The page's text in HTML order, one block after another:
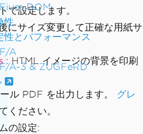
DOM
性
性とパフォーマンス
A
A-3 & ZUGFeRD
で設定します。
にサイズ変更して正確な用紙サ
: HTML イメージの背景を印刷
ル PDF を出力します。 グレ
ください。
の設定: